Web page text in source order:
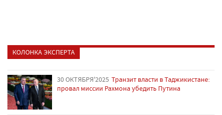
КОЛОНКА ЭКСПЕРТА
30 ОКТЯБРЯ'2025 Транзит власти в Таджикистане:
провал миссии Рахмона убедить Путина